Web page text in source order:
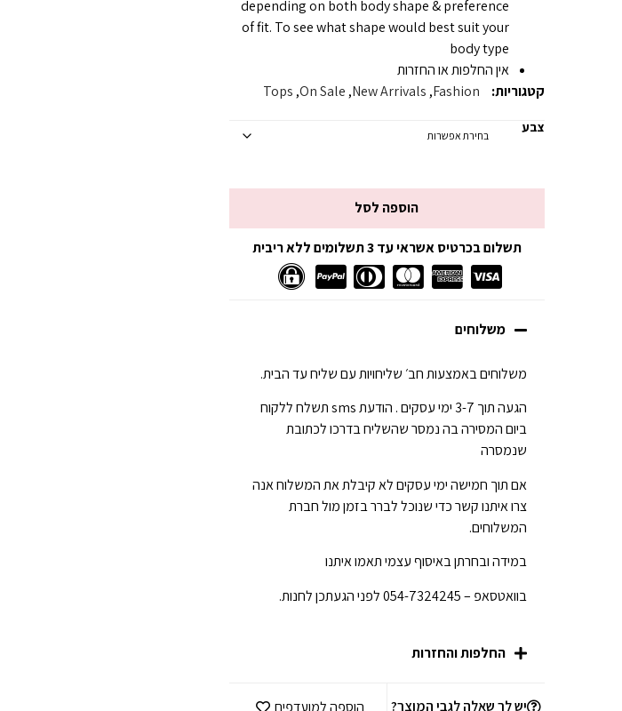
depending on both body shape & preference
of fit. To see what shape would best suit your
body type
אין החלפות או החזרות
קטגוריות:
Fashion
,
New Arrivals
,
On Sale
,
Tops
צבע
הוספה לסל
תשלום בכרטיס אשראי עד 3 תשלומים ללא ריבית
משלוחים
משלוחים באמצעות חב׳ שליחויות עם שליח עד הבית.
הגעה תוך 3-7 ימי עסקים . הודעת sms תשלח ללקוח
ביום המסירה בה נמסר שהשליח בדרכו לכתובת
שנמסרה
אם תוך חמישה ימי עסקים לא קיבלת את המשלוח אנה
צרו איתנו קשר כדי שנוכל לברר בזמן מול חברת
המשלוחים.
במידה ובחרתן באיסוף עצמי תאמו איתנו
בוואטסאפ – 054-7324245 לפני הגעתכן לחנות.
החלפות והחזרות
יש לך שאלה לגבי המוצר? הוספה למועדפים